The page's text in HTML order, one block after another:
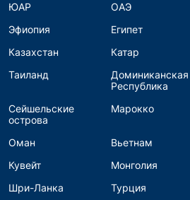
ЮАР
ОАЭ
Эфиопия
Египет
Казахстан
Катар
Таиланд
Доминиканская
Республика
Сейшельские
острова
Марокко
Оман Вьетнам
Кувейт
Монголия
Шри-Ланка
Турция